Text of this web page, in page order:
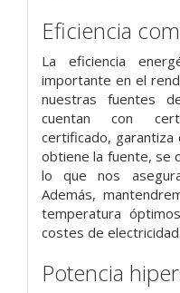
Eficiencia
La eficiencia
importante en el
nuestras fuentes
cuentan con
certificado, garantiza
obtiene la fuente, se
lo que nos
Además,
temperatura
costes de electricidad.
Potencia